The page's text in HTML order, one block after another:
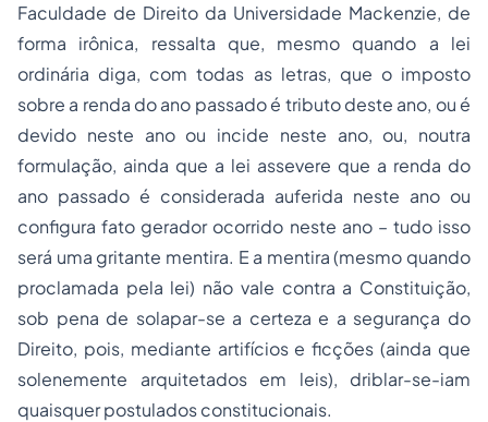
Faculdade de Direito da Universidade Mackenzie, de
forma irônica, ressalta que, mesmo quando a lei
ordinária diga, com todas as letras, que o imposto
sobre a renda do ano passado é tributo deste ano, ou é
devido neste ano ou incide neste ano, ou, noutra
formulação, ainda que a lei assevere que a renda do
ano passado é considerada auferida neste ano ou
configura fato gerador ocorrido neste ano – tudo isso
será uma gritante mentira. E a mentira (mesmo quando
proclamada pela lei) não vale contra a Constituição,
sob pena de solapar-se a certeza e a segurança do
Direito, pois, mediante artifícios e ficções (ainda que
solenemente arquitetados em leis), driblar-se-iam
quaisquer postulados constitucionais.